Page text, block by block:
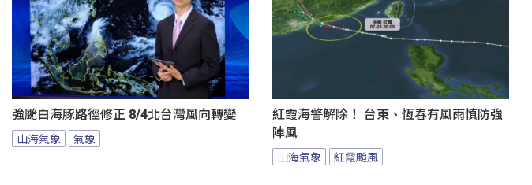
強颱白海豚路徑修正 8/4北台灣風向轉變
山海氣象 氣象
紅霞海警解除！ 台東、恆春有風雨慎防強
陣風
山海氣象 紅霞颱風